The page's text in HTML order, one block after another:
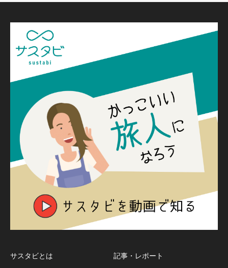
サスタビとは 記事・レポート